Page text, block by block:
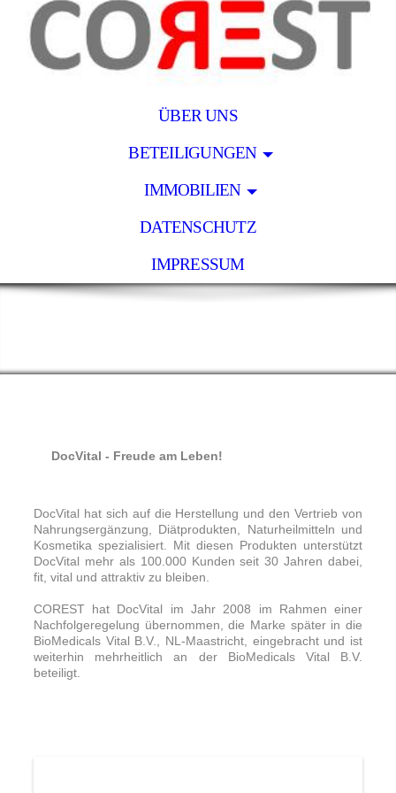
ÜBER UNS
BETEILIGUNGEN
IMMOBILIEN
DATENSCHUTZ
IMPRESSUM
DocVital - Freude am Leben!
DocVital hat sich auf die Herstellung und den Vertrieb von
Nahrungsergänzung, Diätprodukten, Naturheilmitteln und
Kosmetika spezialisiert. Mit diesen Produkten unterstützt
DocVital mehr als 100.000 Kunden seit 30 Jahren dabei,
fit, vital und attraktiv zu bleiben.
COREST hat DocVital im Jahr 2008 im Rahmen einer
Nachfolgeregelung übernommen, die Marke später in die
BioMedicals Vital B.V., NL-Maastricht, eingebracht und ist
weiterhin mehrheitlich an der BioMedicals Vital B.V.
beteiligt.